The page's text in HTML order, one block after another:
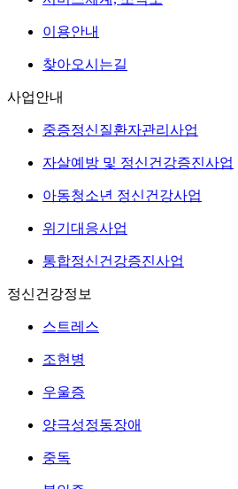
이용안내
찾아오시는길
사업안내
중증정신질환자관리사업
자살예방 및 정신건강증진사업
아동청소년 정신건강사업
위기대응사업
통합정신건강증진사업
정신건강정보
스트레스
조현병
우울증
양극성정동장애
중독